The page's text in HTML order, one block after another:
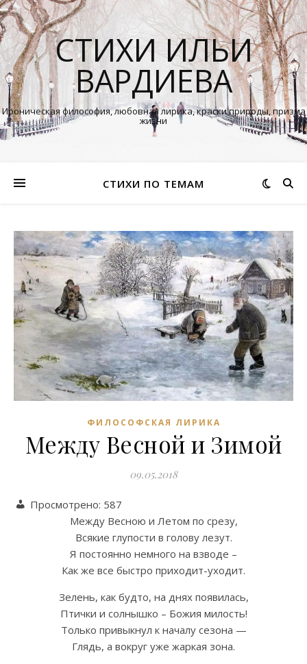
СТИХИ ИЛЬИ
ВАРДИЕВА
Ироническая философия, любовная лирика, краски природы, призма
жизни
СТИХИ ПО ТЕМАМ
ФИЛОСОФСКАЯ ЛИРИКА
Между Весной и Зимой
09.05.2018
Просмотрено: 587
Между Весною и Летом по срезу,
Всякие глупости в голову лезут.
Я постоянно немного на взводе –
Как же все быстро приходит-уходит.
Зелень, как будто, на днях появилась,
Птички и солнышко – Божия милость!
Только привыкнул к началу сезона —
Глядь, а вокруг уже жаркая зона.